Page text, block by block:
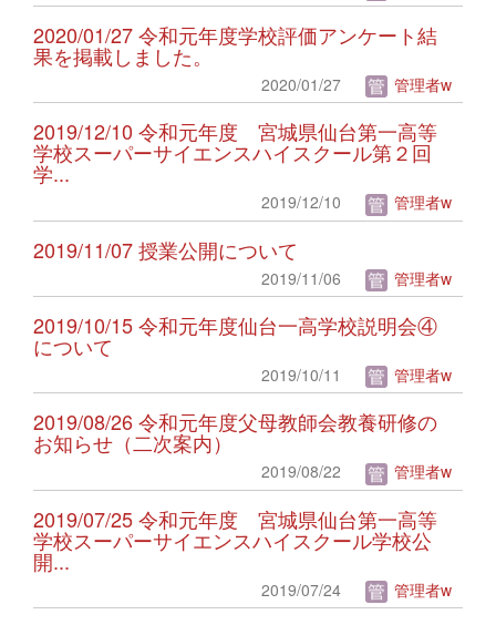
2020/01/27 令和元年度学校評価アンケート結
果を掲載しました。
2020/01/27 管理者w
2019/12/10 令和元年度 宮城県仙台第一高等
学校スーパーサイエンスハイスクール第２回
学...
2019/12/10 管理者w
2019/11/07 授業公開について
2019/11/06 管理者w
2019/10/15 令和元年度仙台一高学校説明会④
について
2019/10/11 管理者w
2019/08/26 令和元年度父母教師会教養研修の
お知らせ（二次案内）
2019/08/22 管理者w
2019/07/25 令和元年度 宮城県仙台第一高等
学校スーパーサイエンスハイスクール学校公
開...
2019/07/24 管理者w